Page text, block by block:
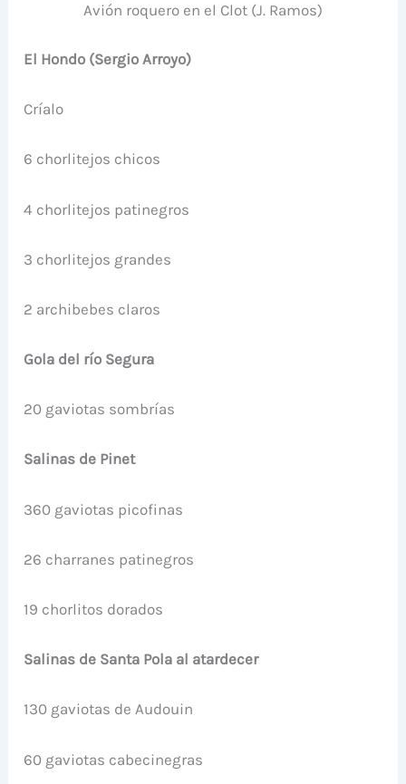
Avión roquero en el Clot (J. Ramos)
El Hondo (Sergio Arroyo)
Críalo
6 chorlitejos chicos
4 chorlitejos patinegros
3 chorlitejos grandes
2 archibebes claros
Gola del río Segura
20 gaviotas sombrías
Salinas de Pinet
360 gaviotas picofinas
26 charranes patinegros
19 chorlitos dorados
Salinas de Santa Pola al atardecer
130 gaviotas de Audouin
60 gaviotas cabecinegras